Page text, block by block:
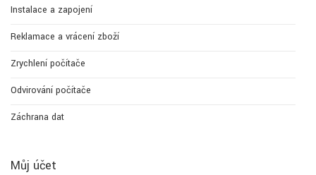
Instalace a zapojení
Reklamace a vrácení zboží
Zrychlení počítače
Odvirování počítače
Záchrana dat
Můj účet